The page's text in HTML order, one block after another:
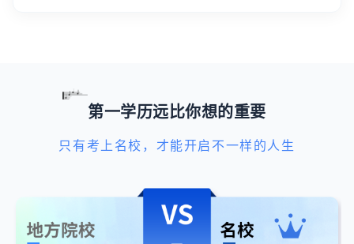
第一学历远比你想的重要
只有考上名校，才能开启不一样的人生